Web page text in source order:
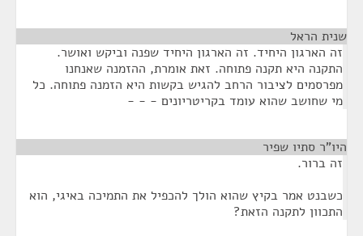
שנית הראל
זה הארגון היחיד. זה הארגון היחיד שפנה וביקש ואושר.
התקנה היא תקנה פתוחה. זאת אומרת, ההזמנה שאנחנו
מפרסמים לציבור הרחב להגיש בקשות היא הזמנה פתוחה. כל
מי שחושב שהוא עומד בקריטריונים - - -
היו"ר סתיו שפיר
זה ברור.
כשבנט אמר בקיץ שהוא הולך להכפיל את התמיכה באיגי, הוא
התכוון לתקנה הזאת?